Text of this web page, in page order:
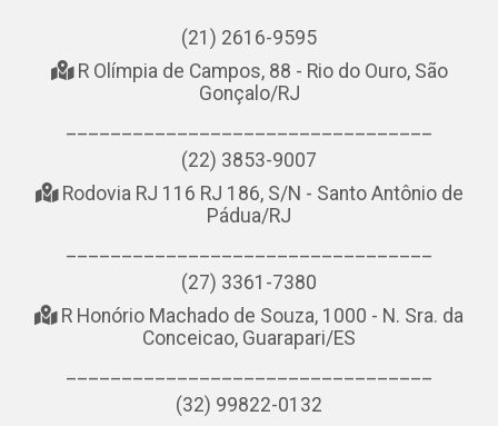
(21) 2616-9595
R Olímpia de Campos, 88 - Rio do Ouro, São
Gonçalo/RJ
(22) 3853-9007
Rodovia RJ 116 RJ 186, S/N - Santo Antônio de
Pádua/RJ
(27) 3361-7380
R Honório Machado de Souza, 1000 - N. Sra. da
Conceicao, Guarapari/ES
(32) 99822-0132